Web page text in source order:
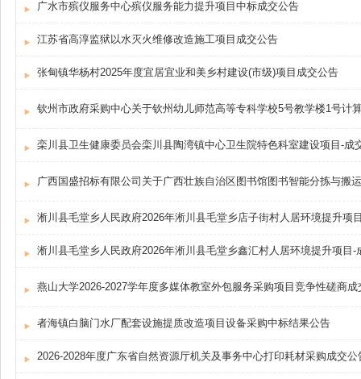
广水市殡仪服务中心殡仪服务能力提升项目中标成交公告
江苏省高淳监狱以水灭火维修改造施工项目成交公告
张甸镇华杨村2025年度宜居宜业和美乡村建设(市级)项目成交公告
栾川县卫生健康委员会栾川县陶湾镇中心卫生院特色科室建设项目-成
淅川县毛堂乡人民政府2026年淅川县毛堂乡店子街村人居环境提升项
淅川县毛堂乡人民政府2026年淅川县毛堂乡鑫汇村人居环境提升项目-
燕山大学2026-2027学年度多媒体教室外包服务采购项目竞争性磋商成
者海镇白脑门水厂配套设施提质改造项目设备采购中标结果公告
2026-2028年度广东省自然资源厅机关及事务中心打印耗材采购成交公